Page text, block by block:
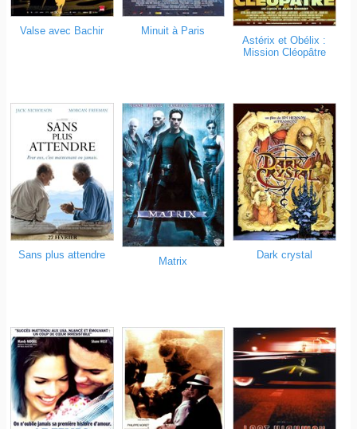
Valse avec Bachir
Minuit à Paris
Astérix et Obélix :
Mission Cléopâtre
Sans plus attendre
Matrix
Dark crystal